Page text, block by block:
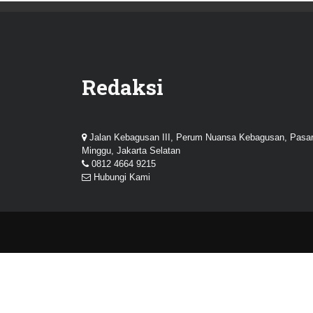
Redaksi
Jalan Kebagusan III, Perum Nuansa Kebagusan, Pasar
Minggu, Jakarta Selatan
0812 4664 9215
Hubungi Kami